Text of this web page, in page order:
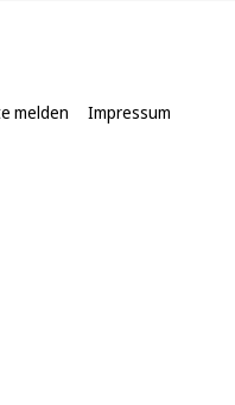
melden Impressum